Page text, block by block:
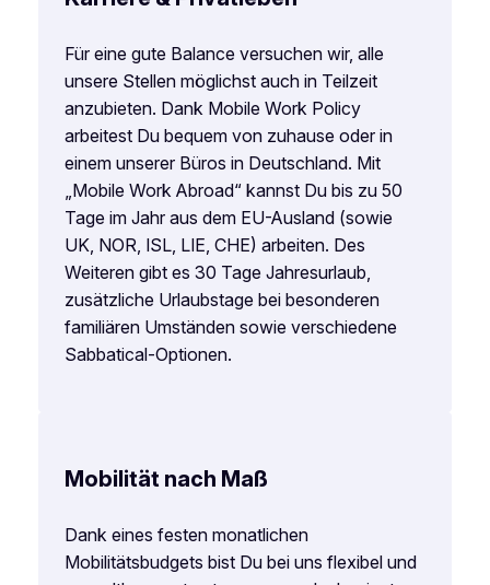
Für eine gute Balance versuchen wir, alle
unsere Stellen möglichst auch in Teilzeit
anzubieten. Dank Mobile Work Policy
arbeitest Du bequem von zuhause oder in
einem unserer Büros in Deutschland. Mit
„Mobile Work Abroad“ kannst Du bis zu 50
Tage im Jahr aus dem EU-Ausland (sowie
UK, NOR, ISL, LIE, CHE) arbeiten. Des
Weiteren gibt es 30 Tage Jahresurlaub,
zusätzliche Urlaubstage bei besonderen
familiären Umständen sowie verschiedene
Sabbatical-Optionen.
Mobilität nach Maß
Dank eines festen monatlichen
Mobilitätsbudgets bist Du bei uns flexibel und